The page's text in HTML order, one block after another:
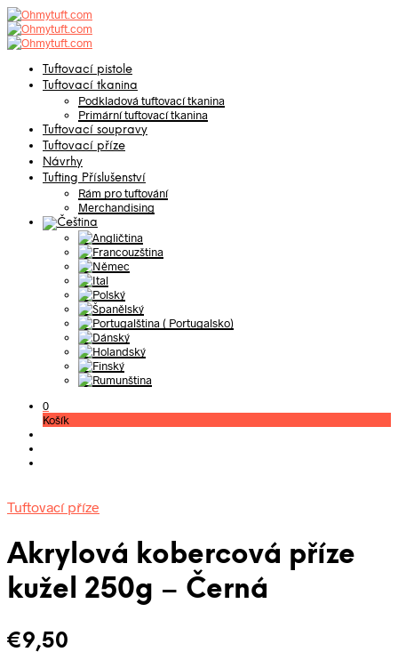
Tuftovací pistole
Tuftovací tkanina
Podkladová tuftovací tkanina
Primární tuftovací tkanina
Tuftovací soupravy
Tuftovací příze
Návrhy
Tufting Příslušenství
Rám pro tuftování
Merchandising
0
Košík
Tuftovací příze
Akrylová kobercová příze
kužel 250g – Černá
€9,50